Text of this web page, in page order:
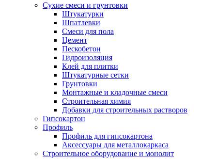
Сухие смеси и грунтовки
Штукатурки
Шпатлевки
Смеси для пола
Цемент
Пескобетон
Гидроизоляция
Клей для плитки
Штукатурные сетки
Грунтовки
Монтажные и кладочные смеси
Строительная химия
Добавки для строительных растворов
Гипсокартон
Профиль
Профиль для гипсокартона
Аксессуары для металлокаркаса
Строительное оборудование и монолит